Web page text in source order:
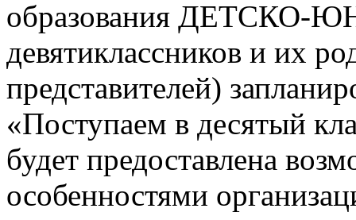
образования
девятиклассников и их
представителей)
«Поступаем в десятый
будет предоставлена
особенностями